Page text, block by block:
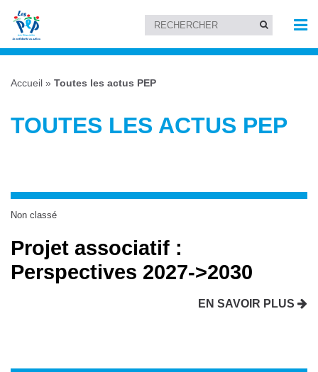
Accueil » Toutes les actus PEP
TOUTES LES ACTUS PEP
Non classé
Projet associatif :
Perspectives 2027->2030
EN SAVOIR PLUS